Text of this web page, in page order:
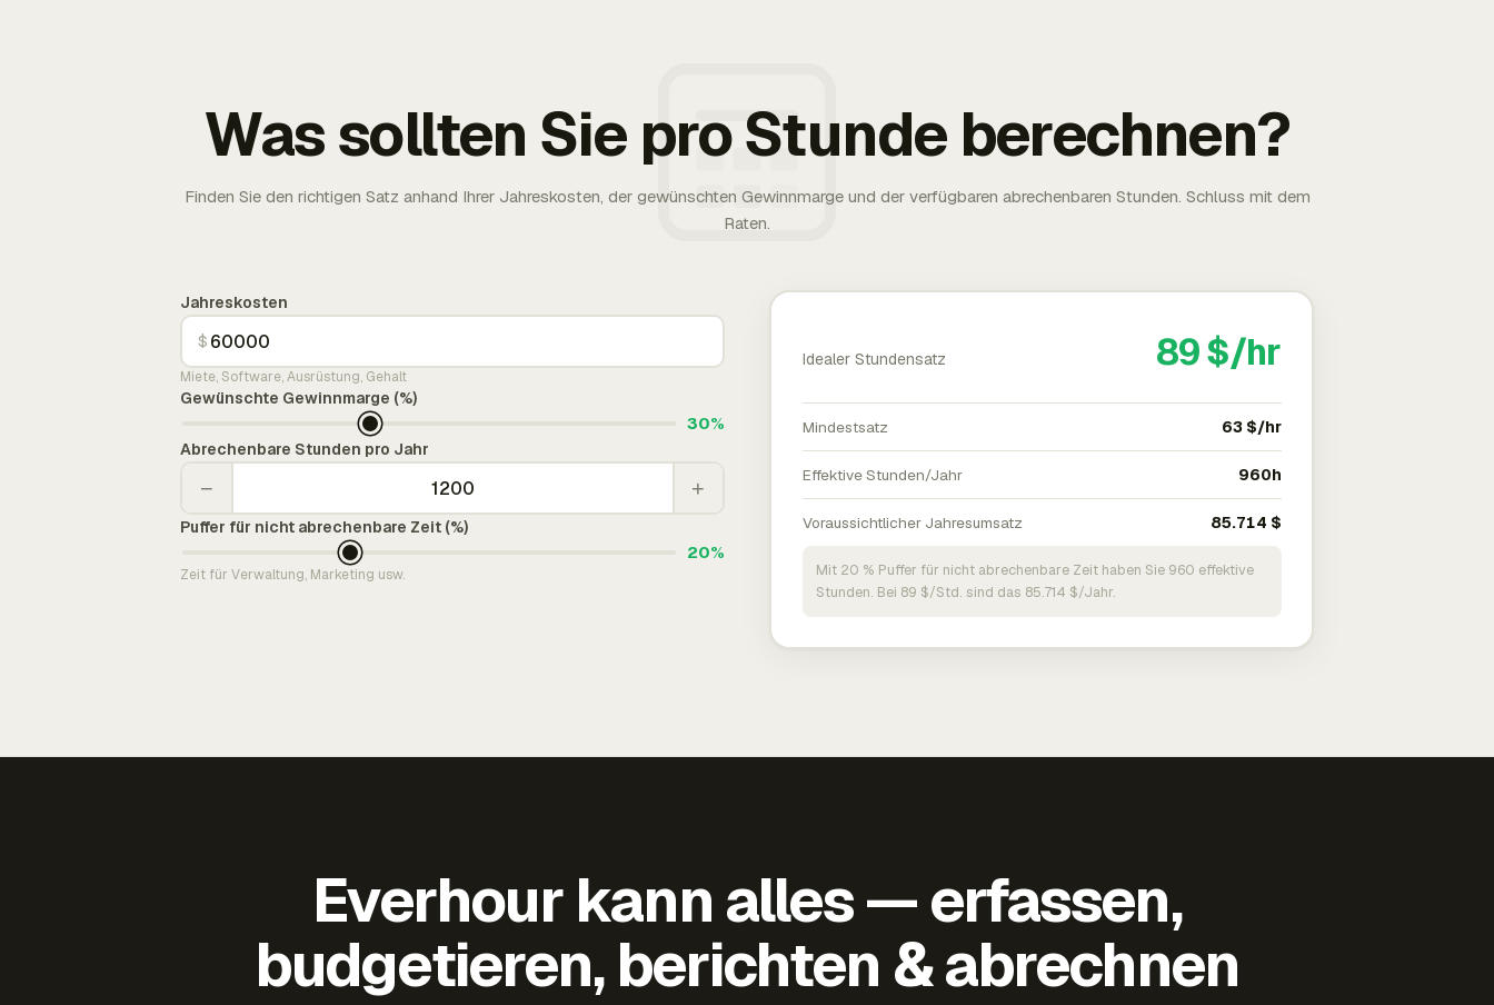
Was sollten Sie pro Stunde berechnen?
Finden Sie den richtigen Satz anhand Ihrer Jahreskosten, der gewünschten Gewinnmarge und der verfügbaren abrechenbaren Stunden. Schluss mit dem
Raten.
Jahreskosten
$
Miete, Software, Ausrüstung, Gehalt
Gewünschte Gewinnmarge (%)
30%
Abrechenbare Stunden pro Jahr
− +
Puffer für nicht abrechenbare Zeit (%)
20%
Zeit für Verwaltung, Marketing usw.
Idealer Stundensatz 89 $/hr
Mindestsatz 63 $/hr
Effektive Stunden/Jahr 960h
Voraussichtlicher Jahresumsatz 85.714 $
Mit 20 % Puffer für nicht abrechenbare Zeit haben Sie 960 effektive
Stunden. Bei 89 $/Std. sind das 85.714 $/Jahr.
Everhour kann alles — erfassen,
budgetieren, berichten & abrechnen